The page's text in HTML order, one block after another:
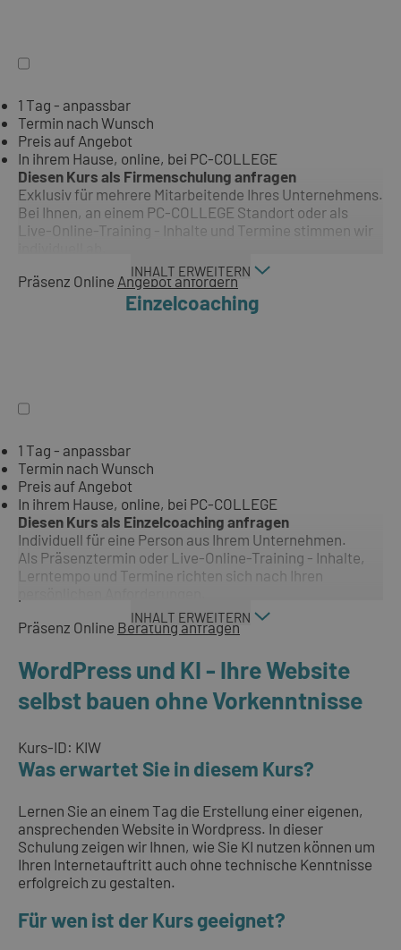
1 Tag - anpassbar
Termin nach Wunsch
Preis auf Angebot
In ihrem Hause, online, bei PC-COLLEGE
Diesen Kurs als Firmenschulung anfragen
Exklusiv für mehrere Mitarbeitende Ihres Unternehmens.
Bei Ihnen, an einem PC-COLLEGE Standort oder als
Live-Online-Training - Inhalte und Termine stimmen wir
INHALT ERWEITERN
Präsenz Online Angebot anfordern
Einzelcoaching
1 Tag - anpassbar
Termin nach Wunsch
Preis auf Angebot
In ihrem Hause, online, bei PC-COLLEGE
Diesen Kurs als Einzelcoaching anfragen
Individuell für eine Person aus Ihrem Unternehmen.
Als Präsenztermin oder Live-Online-Training - Inhalte,
Lerntempo und Termine richten sich nach Ihren
INHALT ERWEITERN
Präsenz Online Beratung anfragen
WordPress und KI - Ihre Website
selbst bauen ohne Vorkenntnisse
Kurs-ID: KIW
Was erwartet Sie in diesem Kurs?
Lernen Sie an einem Tag die Erstellung einer eigenen,
ansprechenden Website in Wordpress. In dieser
Schulung zeigen wir Ihnen, wie Sie KI nutzen können um
Ihren Internetauftritt auch ohne technische Kenntnisse
erfolgreich zu gestalten.
Für wen ist der Kurs geeignet?